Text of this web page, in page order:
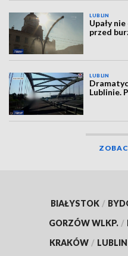
LUBLIN
Upały
przed
LUBLIN
Lublinie.
BIAŁYSTOK /
GORZÓW WLKP. /
KRAKÓW / LUBLIN